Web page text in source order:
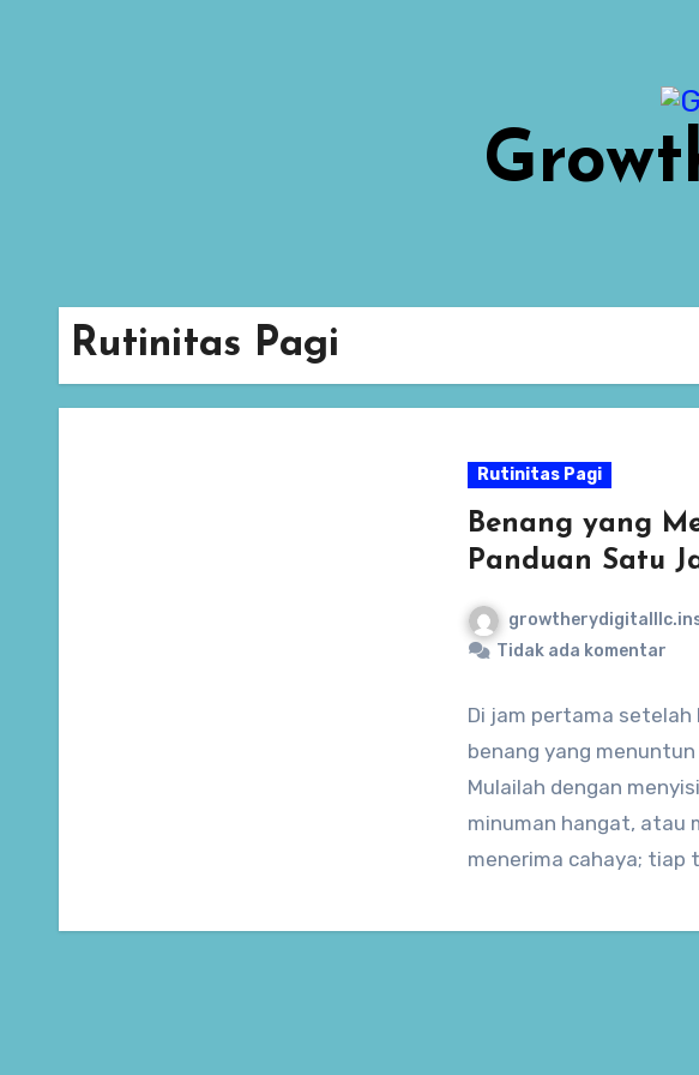
Rutinitas Pagi
Rutinitas Pagi
Benang yang
Panduan Satu
Tidak ada komentar
Di jam pertama setelah
benang yang
Mulailah dengan
minuman hangat, atau
menerima cahaya; tiap